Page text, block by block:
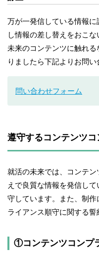
万が一発信している情報
し情報の差し替えをおこ
未来のコンテンツに触れ
りましたら下記よりお問い
問い合わせフォーム
遵守するコンテンツ
就活の未来では、コンテ
えで良質な情報を発信し
守しています。また、制
ライアンス順守に関する誓
①コンテンツコンプ